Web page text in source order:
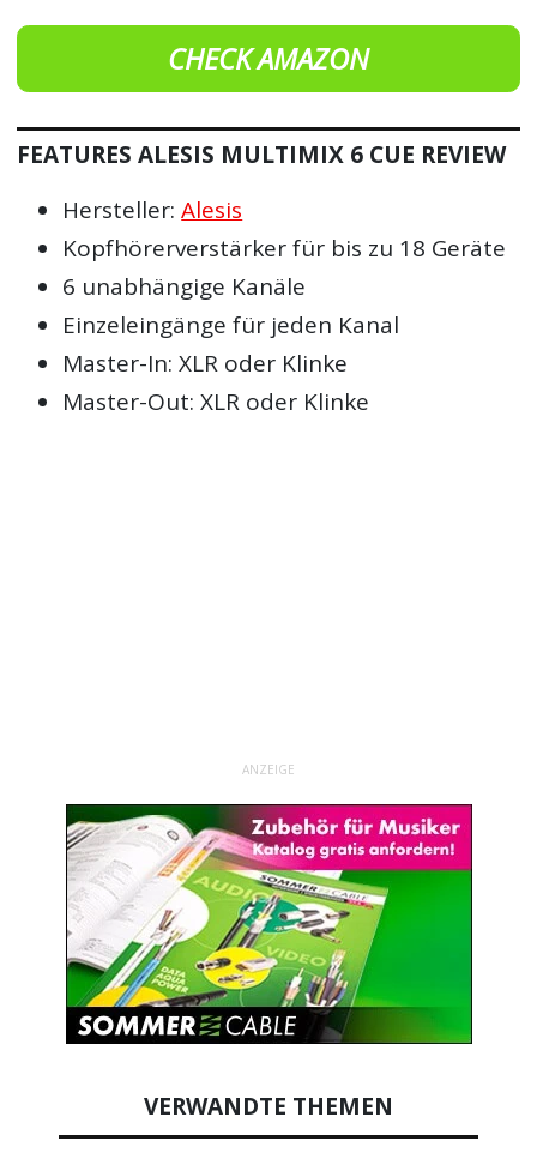
CHECK AMAZON
FEATURES ALESIS MULTIMIX 6 CUE REVIEW
Hersteller:Alesis
Kopfhörerverstärker für bis zu 18 Geräte
6 unabhängige Kanäle
Einzeleingänge für jeden Kanal
Master-In: XLR oder Klinke
Master-Out: XLR oder Klinke
ANZEIGE
VERWANDTE THEMEN